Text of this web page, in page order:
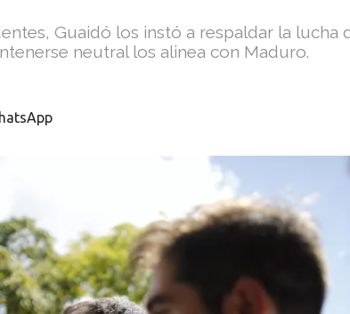
Guaidó los instó a respaldar la lucha
neutral los alinea con Maduro.